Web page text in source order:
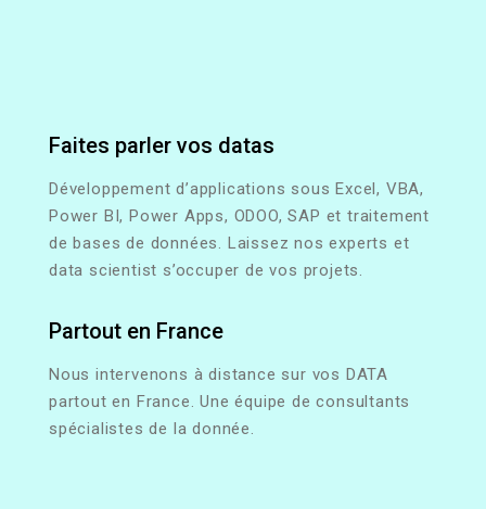
Faites parler vos datas
Développement d’applications sous Excel, VBA,
Power BI, Power Apps, ODOO, SAP et traitement
de bases de données. Laissez nos experts et
data scientist s’occuper de vos projets.
Partout en France
Nous intervenons à distance sur vos DATA
partout en France. Une équipe de consultants
spécialistes de la donnée.